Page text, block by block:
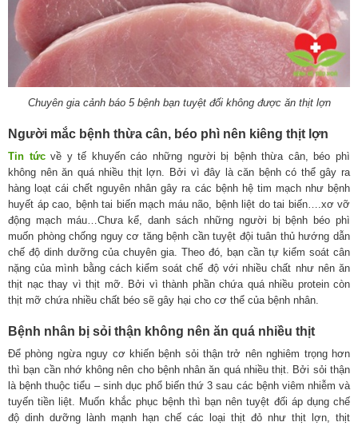
Chuyên gia cảnh báo 5 bệnh bạn tuyệt đối không được ăn thịt lợn
Người mắc bệnh thừa cân, béo phì nên kiêng thịt lợn
Tin tứcvề y tế khuyến cáo những người bị bệnh thừa cân, béo phì
không nên ăn quá nhiều thịt lợn. Bởi vì đây là căn bệnh có thể gây ra
hàng loạt cái chết nguyên nhân gây ra các bệnh hệ tim mạch như bệnh
huyết áp cao, bệnh tai biến mạch máu não, bệnh liệt do tai biến….xơ vỡ
động mạch máu…Chưa kể, danh sách những người bị bệnh béo phì
muốn phòng chống nguy cơ tăng bệnh cần tuyệt đội tuân thủ hướng dẫn
chế độ dinh dưỡng của chuyên gia. Theo đó, bạn cần tự kiểm soát cân
nặng của mình bằng cách kiểm soát chế độ với nhiều chất như nên ăn
thịt nạc thay vì thịt mỡ. Bởi vì thành phần chứa quá nhiều protein còn
thịt mỡ chứa nhiều chất béo sẽ gây hại cho cơ thể của bệnh nhân.
Bệnh nhân bị sỏi thận không nên ăn quá nhiều thịt
Để phòng ngừa nguy cơ khiến bệnh sỏi thận trở nên nghiêm trọng hơn
thì bạn cần nhớ không nên cho bệnh nhân ăn quá nhiều thịt. Bởi sỏi thận
là bệnh thuộc tiểu – sinh dục phổ biến thứ 3 sau các bệnh viêm nhiễm và
tuyến tiền liệt. Muốn khắc phục bệnh thì bạn nên tuyệt đối áp dụng chế
độ dinh dưỡng lành mạnh hạn chế các loại thịt đỏ như thịt lợn, thịt